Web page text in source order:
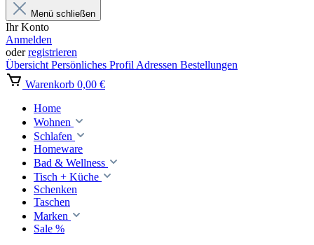
Menü schließen
Ihr Konto
Anmelden
oderregistrieren
Übersicht Persönliches Profil Adressen Bestellungen
Warenkorb 0,00 €
Home
Wohnen
Schlafen
Homeware
Bad & Wellness
Tisch + Küche
Schenken
Taschen
Marken
Sale %